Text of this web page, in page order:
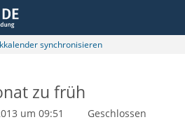
synchronisieren
zu früh
um 09:51
Geschlossen